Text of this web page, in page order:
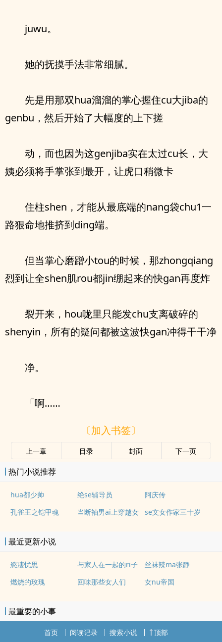
juwu。
她的抚摸手法非常细腻。
先是用那双hua溜溜的掌心握住cu大jiba的
genbu，然后开始了大幅度的上下搓
动，而也因为这genjiba实在太过cu长，大
姨必须将手掌张到最开，让虎口稍微卡
住柱shen，才能从最底端的nang袋chu1一
路狠命地推挤到ding端。
但当掌心磨蹭小tou的时候，那zhongqiang
烈到让全shen肌rou都jin绷起来的快gan再度炸
裂开来，hou咙里只能发chu支离破碎的
shenyin，所有的疑问都被这波快gan冲得干干净
净。
「啊……
〔加入书签〕
上一章 目录 封面 下一页
热门小说推荐
hua都少帅 绝se辅导员
阿庆传
孔雀王之铠甲魂
当断袖男ai上穿越女 se文女作家三十岁
最近更新小说
慾凄忧思 与家人在一起的ri子
丝袜辣ma张静
燃烧的玫瑰
回味那些女人们 女nu帝国
最重要的小事
首页 阅读记录 搜索小说 顶部